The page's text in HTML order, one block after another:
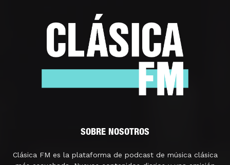
SOBRE NOSOTROS
Clásica FM es la plataforma de podcast de música clásica